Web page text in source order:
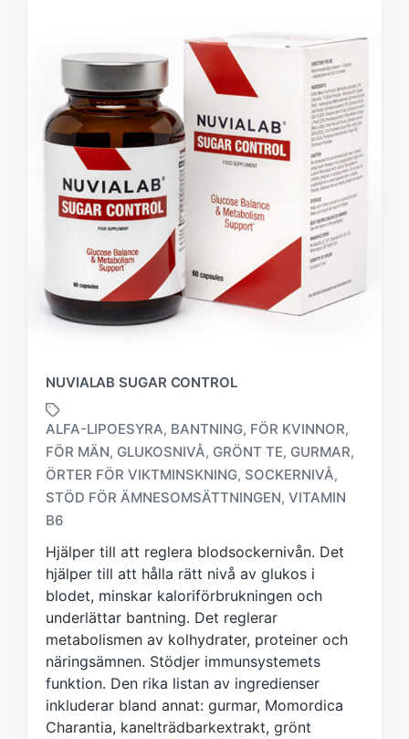
NUVIALAB SUGAR CONTROL
M
ä
r
t
m
e
ALFA-LIPOESYRA, BANTNING, FÖR KVINNOR,
FÖR MÄN, GLUKOSNIVÅ, GRÖNT TE, GURMAR,
ÖRTER FÖR VIKTMINSKNING, SOCKERNIVÅ,
STÖD FÖR ÄMNESOMSÄTTNINGEN, VITAMIN
B6
Hjälper till att reglera blodsockernivån. Det
hjälper till att hålla rätt nivå av glukos i
blodet, minskar kaloriförbrukningen och
underlättar bantning. Det reglerar
metabolismen av kolhydrater, proteiner och
näringsämnen. Stödjer immunsystemets
funktion. Den rika listan av ingredienser
inkluderar bland annat: gurmar, Momordica
Charantia, kanelträdbarkextrakt, grönt